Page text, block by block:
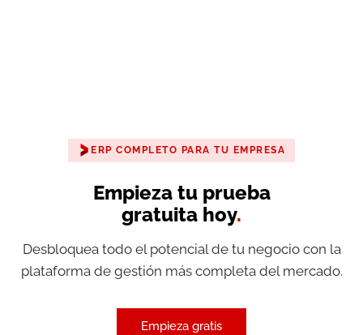
ERP COMPLETO PARA TU EMPRESA
Empieza tu prueba
gratuita hoy.
Desbloquea todo el potencial de tu negocio con la
plataforma de gestión más completa del mercado.
Empieza gratis